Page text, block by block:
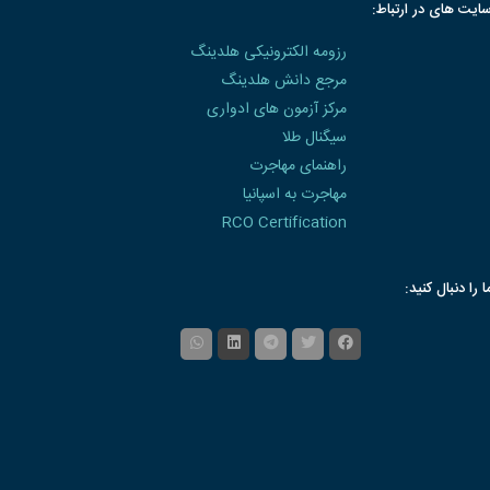
های در ارتباط:
رزومه الکترونیکی هلدینگ
مرجع دانش هلدینگ
مرکز آزمون های ادواری
سیگنال طلا
راهنمای مهاجرت
مهاجرت به اسپانیا
RCO Certification
را دنبال کنید: